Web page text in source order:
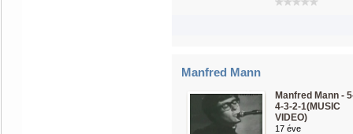
Manfred Mann
Manfred Mann -
4-3-2-1(MUSIC
VIDEO)
17 éve